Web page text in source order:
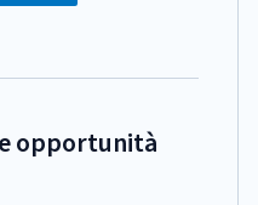
opportunità